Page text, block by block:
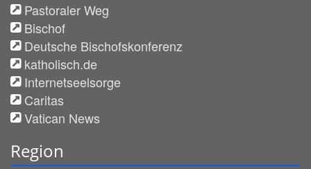
Pastoraler Weg
Bischof
Deutsche Bischofskonferenz
katholisch.de
Internetseelsorge
Caritas
Vatican News
Region